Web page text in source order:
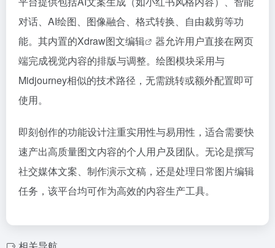
对话、AI绘图、图像融合、格式转换、自由裁剪等功
能。其内置的Xdraw图文编辑
器允许用户直接在网页
端完成视觉内容的排版与调整。绘图模块采用与
Midjourney相似的技术路径，无需跳转或额外配置即可
使用。
即刻创作的功能设计注重实用性与易用性，适合需要快
速产出高质量图文内容的个人用户及团队。无论是撰写
社交媒体文案、制作演示文稿，还是处理日常图片编辑
任务，该平台均可作为高效的内容生产工具。